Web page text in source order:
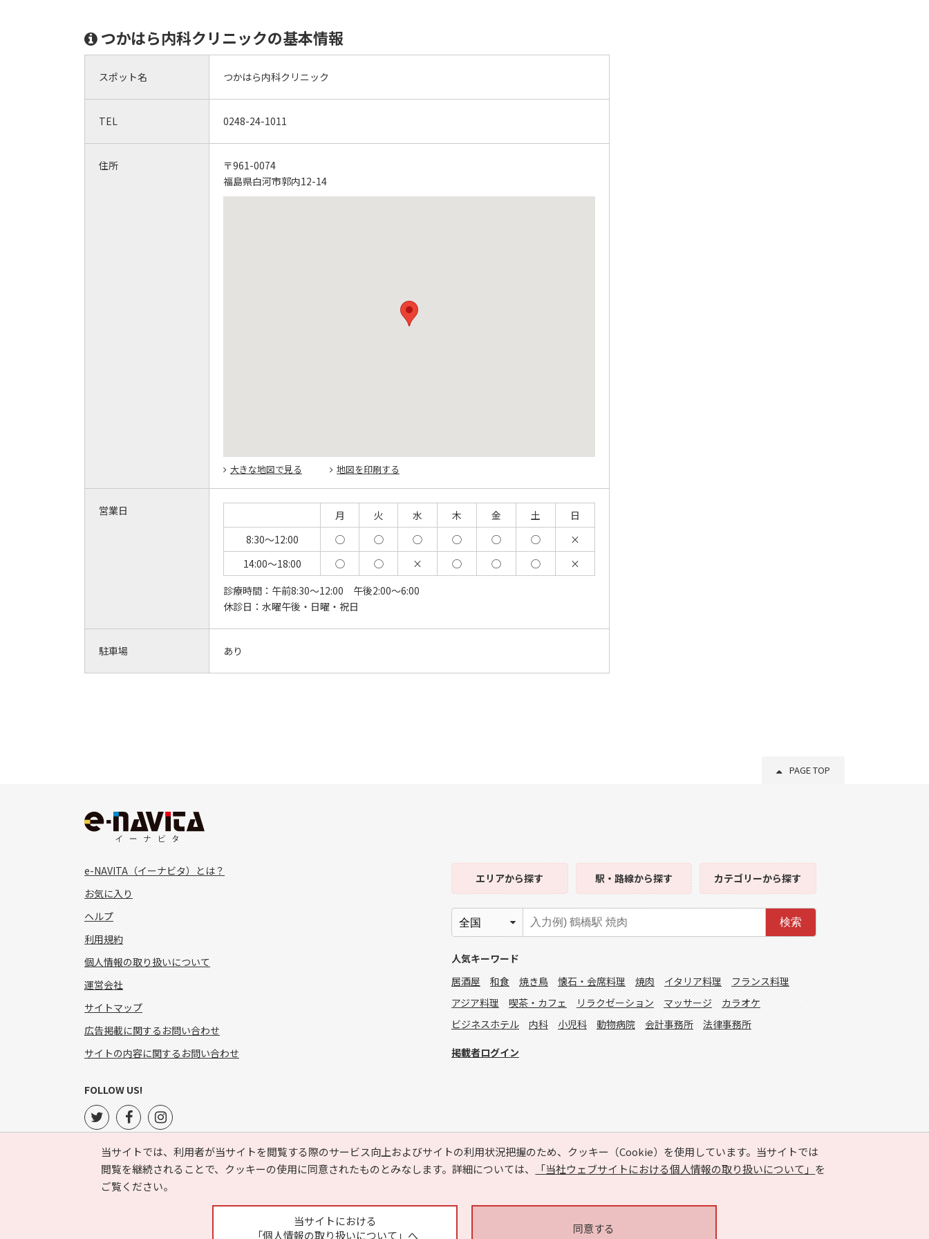
つかはら内科クリニックの基本情報
スポット名 つかはら内科クリニック
TEL 0248-24-1011
住所
〒961-0074
福島県白河市郭内12-14
大きな地図で見る 地図を印刷する
営業日 月 火 水 木 金 土
日
8:30～12:00
◯ ◯ ◯ ◯ ◯ ◯
×
14:00～18:00
◯ ◯ × ◯ ◯ ◯
×
診療時間： 午前8:30～12:00 午後2:00～6:00
休診日： 水曜午後・日曜・祝日
駐車場 あり
PAGE TOP
当サイトでは、利用者が当サイトを閲覧する際のサービス向上およびサイトの利用状況把握のため、クッキー（Cookie）を使用しています。当サイトでは
閲覧を継続されることで、クッキーの使用に同意されたものとみなします。詳細については、
「当社ウェブサイトにおける個人情報の取り扱いについて」 を
ご覧ください。
当サイトにおける
「個人情報の取り扱いについて」へ
同意する
e-NAVITA（イーナビタ）とは？
お気に入り
ヘルプ
利用規約
個人情報の取り扱いについて
運営会社
サイトマップ
広告掲載に関するお問い合わせ
サイトの内容に関するお問い合わせ
エリアから探す 駅・路線から探す カテゴリーから探す
検索
人気キーワード
居酒屋
和食 焼き鳥 懐石・会席料理 焼肉 イタリア料理
フランス料理
アジア料理
喫茶・カフェ リラクゼーション マッサージ
カラオケ
ビジネスホテル
内科 小児科 動物病院 会計事務所 法律事務所
掲載者ログイン
FOLLOW US!
Copyright © HYOJITO.Co.,Ltd. All Rights Reserved.